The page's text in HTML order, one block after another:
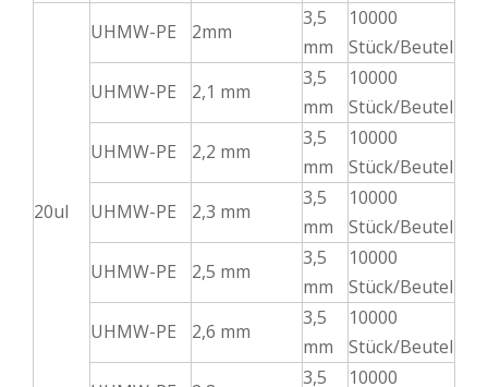
20ul
UHMW-PE 2mm
3,5
mm
10000
Stück/Beutel
UHMW-PE
2,1 mm
3,5
mm
10000
Stück/Beutel
UHMW-PE
2,2 mm
3,5
mm
10000
Stück/Beutel
UHMW-PE
2,3 mm
3,5
mm
10000
Stück/Beutel
UHMW-PE
2,5 mm
3,5
mm
10000
Stück/Beutel
UHMW-PE
2,6 mm
3,5
mm
10000
Stück/Beutel
3,5 10000